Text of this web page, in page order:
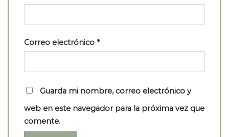
Correo electrónico *
Guarda mi nombre, correo electrónico y
web en este navegador para la próxima vez que
comente.